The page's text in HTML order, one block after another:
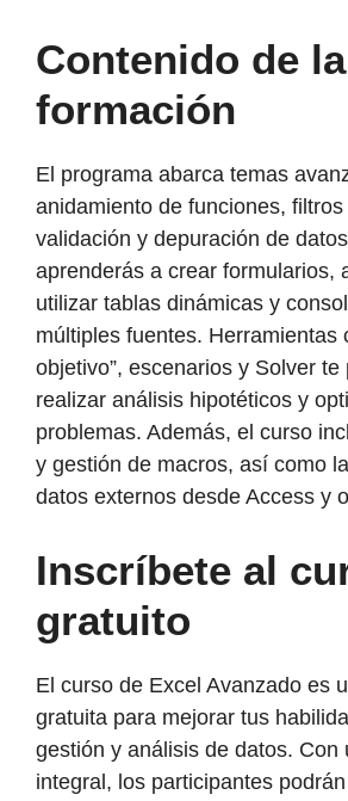
Contenido de la
formación
El programa abarca temas
anidamiento de funciones,
validación y depuración de
aprenderás a crear formularios,
utilizar tablas dinámicas y
múltiples fuentes. Herramientas
objetivo”, escenarios y Solver te
realizar análisis hipotéticos y
problemas. Además, el curso
y gestión de macros, así como
datos externos desde Access y
Inscríbete al
gratuito
El curso de Excel Avanzado es
gratuita para mejorar tus
gestión y análisis de datos. Con
integral, los participantes